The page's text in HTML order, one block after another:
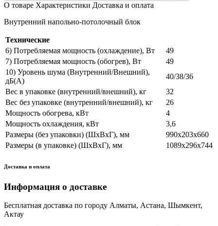
О товаре Характеристики Доставка и оплата
Внутренний напольно-потолочный блок
Технические
6) Потребляемая мощность (охлаждение), Вт
49
7) Потребляемая мощность (обогрев), Вт
49
10) Уровень шума (Внутренний/Внешний),
дБ(А)
40/38/36
Вес в упаковке (внутренний/внешний), кг
32
Вес без упаковке (внутренний/внешний), кг
26
Мощность обогрева, кВт
4
Мощность охлаждения, кВт
3,6
Размеры (без упаковки) (ШхВхГ), мм
990х203х660
Размеры (в упаковке) (ШхВхГ), мм
1089х296х744
Доставка и оплата
Информация о доставке
Бесплатная доставка по городу Алматы, Астана, Шымкент,
Актау